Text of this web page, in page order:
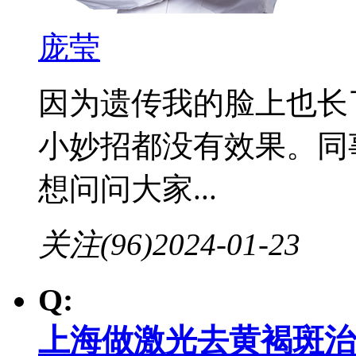
庞莹
因为遗传我的脸上也
小妙招都没有效果。
想问问大家...
关注(96)2024-01-23
Q:
上海做激光去黄褐斑